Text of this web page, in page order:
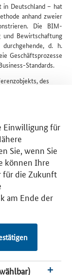
Einwilligung für
Sie, wenn Sie
können Ihre
für die Zukunft
am Ende der
Deutschland – hat
anhand zweier
Die BIM-
und Bewirtschaftung
d. h.
Geschäftsprozesse
Standards.
des
Mit
alle Planungen für
im
in Stuttgart genutzt
zur
Diese ist fast
bereits umgesetzt,
geklärt
am 28.
Praxis-